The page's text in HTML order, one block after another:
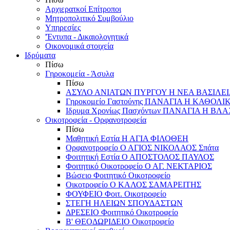
Αρχιερατκοί Επίτροποι
Μητροπολιτικό Συμβούλιο
Υπηρεσίες
'Έντυπα - Δικαιολογητικά
Οικονομικά στοιχεία
Ιδρύματα
Πίσω
Γηροκομεία - Άσυλα
Πίσω
ΑΣΥΛΟ ΑΝΙΑΤΩΝ ΠΥΡΓΟΥ Η ΝΕΑ
Γηροκομείο Γαστούνης ΠΑΝΑΓΙΑ Η
Ιδρυμα Χρονίως Πασχόντων ΠΑΝΑΓΙΑ Η
Οικοτροφεία - Ορφανοτροφεία
Πίσω
Μαθητική Εστία Η ΑΓΙΑ ΦΙΛΟΘΕΗ
Ορφανοτροφείο Ο ΑΓΙΟΣ ΝΙΚΟΛΑΟΣ Σπάτα
Φοιτητική Εστία Ο ΑΠΟΣΤΟΛΟΣ ΠΑΥΛΟΣ
Φοιτητικό Οικοτροφείο Ο ΑΓ. ΝΕΚΤΑΡΙΟΣ
Βώσειο Φοιτητικό Οικοτροφείο
Οικοτροφείο Ο ΚΑΛΟΣ ΣΑΜΑΡΕΙΤΗΣ
ΦΟΥΦΕΙΟ Φοιτ. Οικοτροφείο
ΣΤΕΓΗ ΗΛΕΙΩΝ ΣΠΟΥΔΑΣΤΩΝ
ΔΡΕΣΕΙΟ Φοιτητικό Οικοτροφείο
Β' ΘΕΟΔΩΡΙΔΕΙΟ Οικοτροφείο